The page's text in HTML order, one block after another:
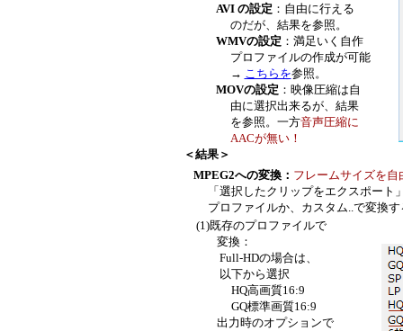
AVI の設定 ：自由に行える
のだが、結果を参照。
WMVの設定 ：満足いく自作
プロファイルの作成が可能
→ こちらを参照。
MOVの設定 ：映像圧縮は自
由に選択出来るが、結果
を参照。一方音声圧縮に
AACが無い！
＜結果＞
MPEG2への変換： フレームサイズを
「選択したクリップをエクスポート」に
プロファイルか、カスタム..で変換する
(1)既存のプロファイルで
変換：
Full-HDの場合は、
以下から選択
HQ高画質16:9
GQ標準画質16:9
出力時のオプションで